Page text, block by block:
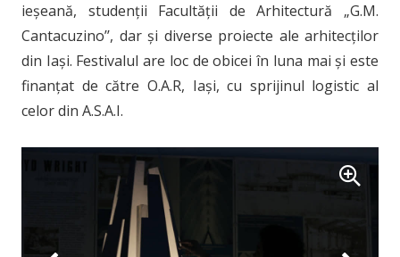
ieșeană, studenții Facultății de Arhitectură „G.M.
Cantacuzino’’, dar și diverse proiecte ale arhitecților
din Iași. Festivalul are loc de obicei în luna mai și este
finanțat de către O.A.R, Iași, cu sprijinul logistic al
celor din A.S.A.I.